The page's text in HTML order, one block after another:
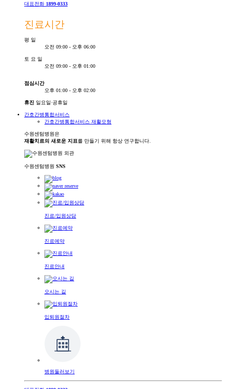
대표전화 1899-0333
진료시간
평 일
오전 09:00 - 오후 06:00
토 요 일
오전 09:00 - 오후 01:00
점심시간
오후 01:00 - 오후 02:00
휴진 일요일·공휴일
간호간병통합서비스
간호간병통합서비스 재활모형
수원센텀병원은
재활치료의 새로운 지표를 만들기 위해 항상 연구합니다.
수원센텀병원 SNS
진료/입원상담
진료예약
진료안내
오시는 길
입퇴원절차
병원둘러보기